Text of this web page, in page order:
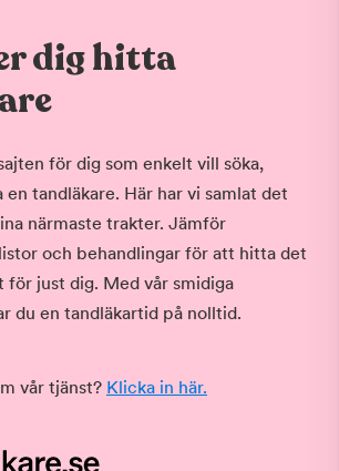
dig hitta
för dig som enkelt vill söka,
tandläkare. Här har vi samlat det
närmaste trakter. Jämför
och behandlingar för att hitta det
för just dig. Med vår smidiga
du en tandläkartid på nolltid.
vår tjänst? Klicka in här.